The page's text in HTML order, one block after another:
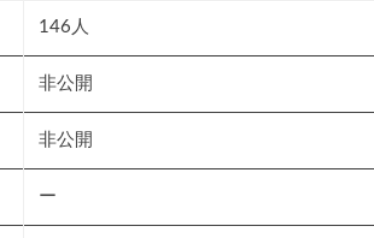
146人
非公開
非公開
ー